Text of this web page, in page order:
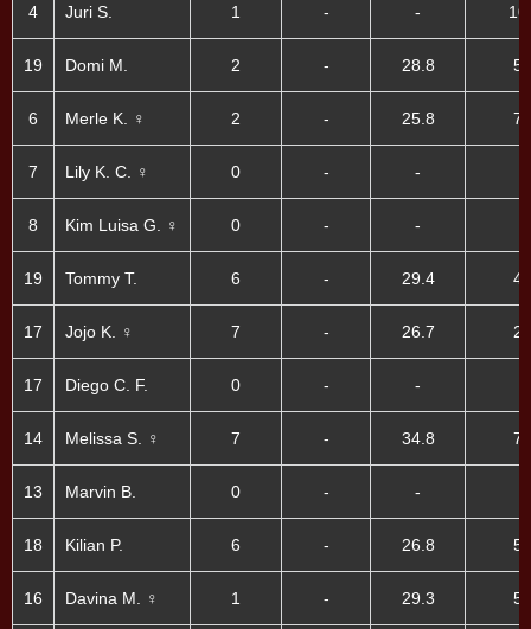
4 Juri S. 1 - -
19 Domi M. 2 - 28.8
6 Merle K. ♀ 2 - 25.8
7 Lily K. C. ♀ 0 - -
8 Kim Luisa G. ♀ 0 - -
19 Tommy T. 6 - 29.4
17 Jojo K. ♀ 7 - 26.7
17 Diego C. F. 0 - -
14 Melissa S. ♀ 7 - 34.8
13 Marvin B. 0 - -
18 Kilian P. 6 - 26.8
16 Davina M. ♀ 1 - 29.3